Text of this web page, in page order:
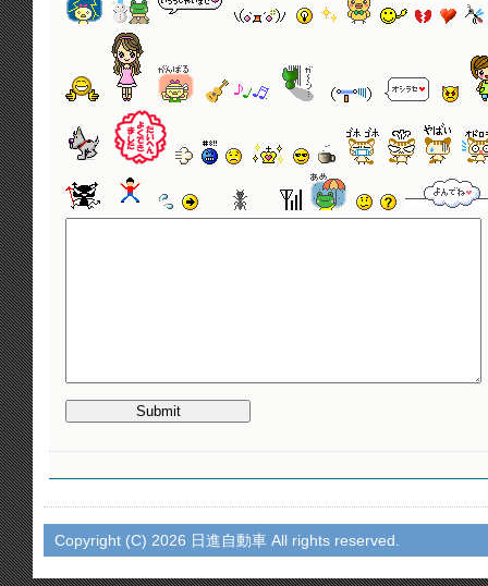
Copyright (C) 2026 日進自動車 All rights reserved.